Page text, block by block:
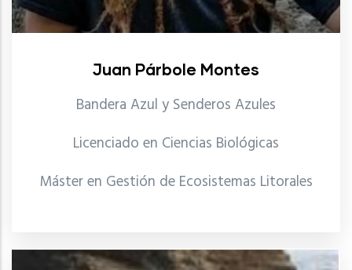
Juan Párbole Montes
Bandera Azul y Senderos Azules
Licenciado en Ciencias Biológicas
Máster en Gestión de Ecosistemas Litorales